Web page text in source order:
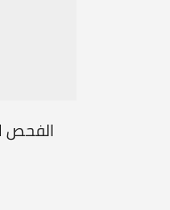
الفحص